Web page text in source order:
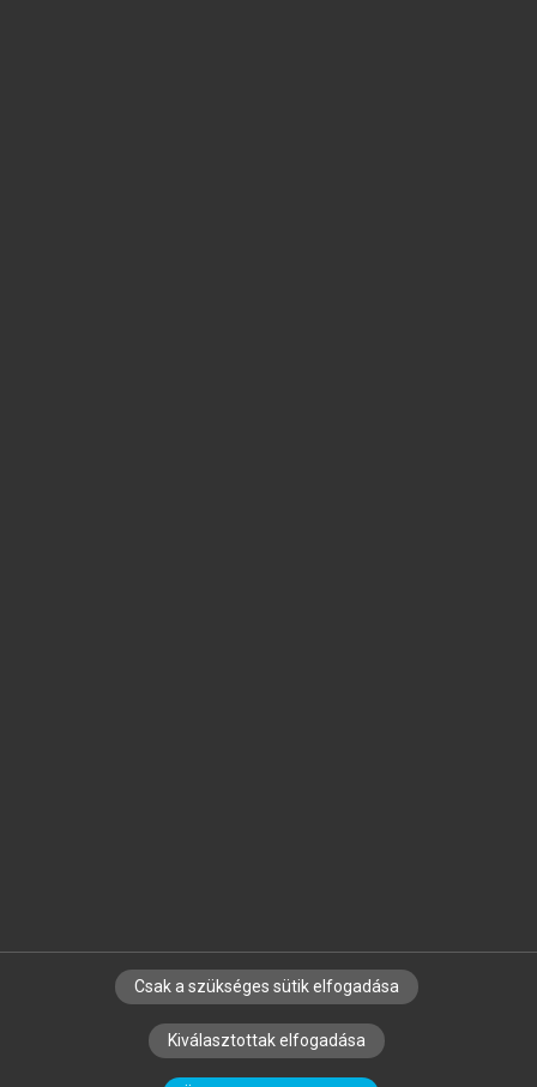
SZERZŐKNEK CÉGEKNEK KÖNYVTÁROSOKNAK
SZERKESZTÉSI ÉS LEKTORÁLÁSI ALAPELVEK
Csak a szükséges sütik elfogadása
Kiválasztottak elfogadása